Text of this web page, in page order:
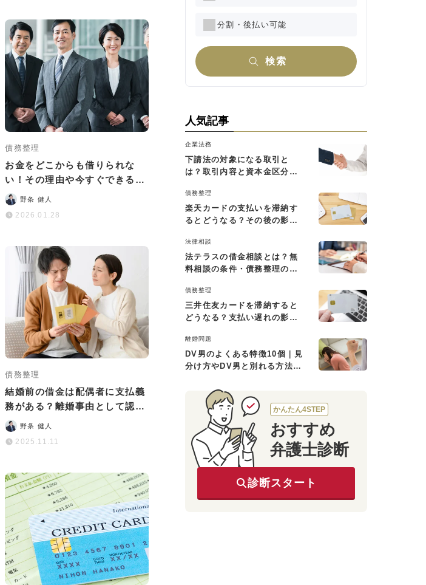
債務整理
お金をどこからも借りられな
い！その理由や今すぐできる対
処法・最終手段を徹底解説
野条 健人
2026.01.28
債務整理
結婚前の借金は配偶者に支払義
務がある？離婚事由として認め
られる？
野条 健人
2025.11.11
分割・後払い可能
検索
人気記事
企業法務
下請法の対象になる取引と
は？取引内容と資本金区分に
債務整理
楽天カードの支払いを滞納す
るとどうなる？その後の影響
法律相談
法テラスの借金相談とは？無
料相談の条件・債務整理の費
債務整理
三井住友カードを滞納すると
どうなる？支払い遅れの影響
離婚問題
DV男のよくある特徴10個｜見
分け方やDV男と別れる方法も
かんたん4STEP
おすすめ
弁護士診断
診断スタート